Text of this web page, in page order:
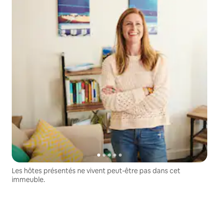
Les hôtes présentés ne vivent peut-être pas dans cet
immeuble.